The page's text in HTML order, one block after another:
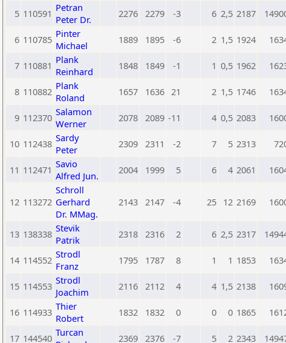
5 110591 Petran
Peter Dr.
2276 2279 -3 6 2,5 2187
6 110785 Pinter
Michael
1889 1895 -6 2 1,5 1924
7 110881 Plank
Reinhard
1848 1849 -1 1 0,5 1962
8 110882 Plank
Roland
1657 1636 21 2 1,5 1746
9 112370 Salamon
Werner
2078 2089 -11 4 0,5 2083
10 112438 Sardy
Peter
2309 2311 -2 7 5 2313
11 112471 Savio
Alfred Jun.
2004 1999 5 6 4 2061
12 113272
Schroll
Gerhard
Dr. MMag.
2143 2147 -4 25 12 2169
13 138338 Stevik
Patrik
2318 2316 2 6 2,5 2317
14 114552 Strodl
Franz
1795 1787 8 1 1 1853
15 114553 Strodl
Joachim
2116 2112 4 4 1,5 2138
16 114933 Thier
Robert
1832 1832 0 0 0 1865
17 144540 Turcan
2369 2376 -7 5 2 2343